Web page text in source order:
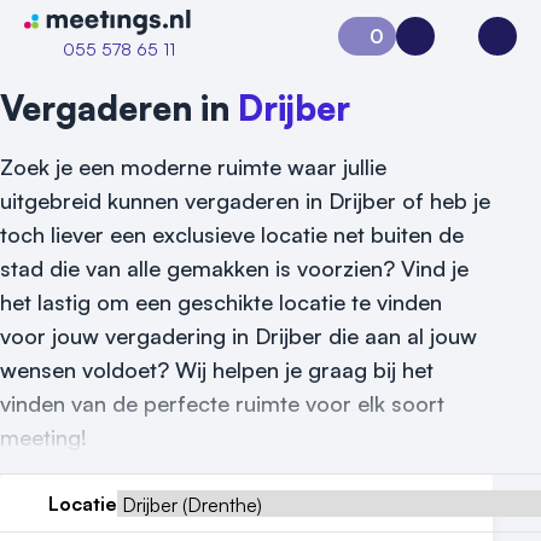
Naar home van Meetings
055 578 65 11
Vraag locatie aan
0
Aanvraag 0Inloggen
Vergaderen in Drijber
Zoek je een moderne ruimte waar jullie
uitgebreid kunnen vergaderen in Drijber of heb je
toch liever een exclusieve locatie net buiten de
stad die van alle gemakken is voorzien? Vind je
het lastig om een geschikte locatie te vinden
voor jouw vergadering in Drijber die aan al jouw
wensen voldoet? Wij helpen je graag bij het
vinden van de perfecte ruimte voor elk soort
meeting!
Locatie